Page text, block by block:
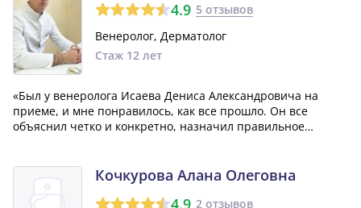
4.9 5 отзывов
Венеролог, Дерматолог
Стаж 12 лет
«Был у венеролога Исаева Дениса Александровича на
приеме, и мне понравилось, как все прошло. Он все
объяснил четко и конкретно, назначил правильное
В следующий раз я определенно обращусь к эт...»
Кочкурова Алана Олеговна
4.9 2 отзывов